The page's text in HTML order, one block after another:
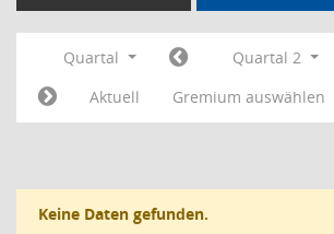
Quartal Quartal 2
Aktuell
Gremium auswählen
Keine Daten gefunden.